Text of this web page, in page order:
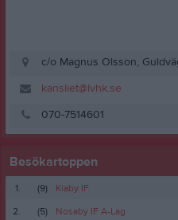
c/o Magnus Olsson,
kansliet@lvhk.se
070-7514601
Besökartoppen
1. (9)
Kiaby IF
2.
(5)
Nosaby IF A-Lag